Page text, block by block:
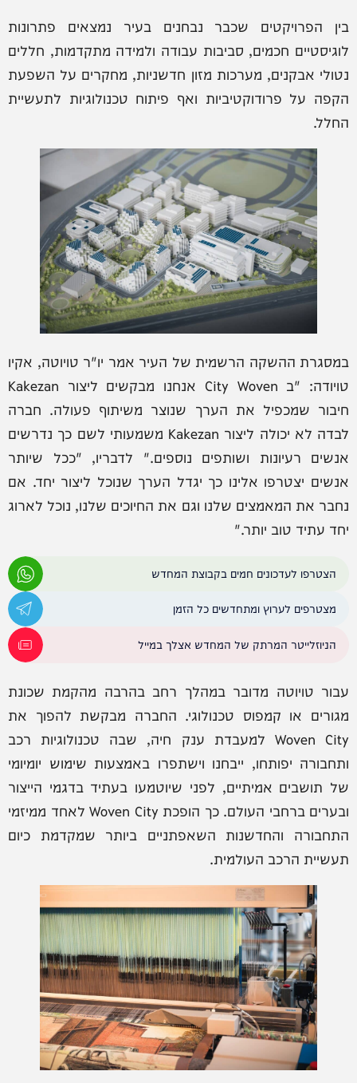
בין הפרויקטים שכבר נבחנים בעיר נמצאים פתרונות
לוגיסטיים חכמים, סביבות עבודה ולמידה מתקדמות, חללים
נטולי אבקנים, מערכות מזון חדשניות, מחקרים על השפעת
הקפה על פרודוקטיביות ואף פיתוח טכנולוגיות לתעשיית
החלל.
במסגרת ההשקה הרשמית של העיר אמר יו"ר טויוטה, אקיו
טויודה: "ב City Woven אנחנו מבקשים ליצור Kakezan
חיבור שמכפיל את הערך שנוצר משיתוף פעולה. חברה
לבדה לא יכולה ליצור Kakezan משמעותי לשם כך נדרשים
אנשים רעיונות ושותפים נוספים." לדבריו, "ככל שיותר
אנשים יצטרפו אלינו כך יגדל הערך שנוכל ליצור יחד. אם
נחבר את המאמצים שלנו וגם את החיוכים שלנו, נוכל לארוג
יחד עתיד טוב יותר."
הצטרפו לעדכונים חמים בקבוצת המחדש
מצטרפים לערוץ ומתחדשים כל הזמן
הניוזלייטר המרתק של המחדש אצלך במייל
עבור טויוטה מדובר במהלך רחב בהרבה מהקמת שכונת
מגורים או קמפוס טכנולוגי. החברה מבקשת להפוך את
Woven City למעבדת ענק חיה, שבה טכנולוגיות רכב
ותחבורה יפותחו, ייבחנו וישתפרו באמצעות שימוש יומיומי
של תושבים אמיתיים, לפני שיוטמעו בעתיד בדגמי הייצור
ובערים ברחבי העולם. כך הופכת Woven City לאחד ממיזמי
התחבורה והחדשנות השאפתניים ביותר שמקדמת כיום
תעשיית הרכב העולמית.